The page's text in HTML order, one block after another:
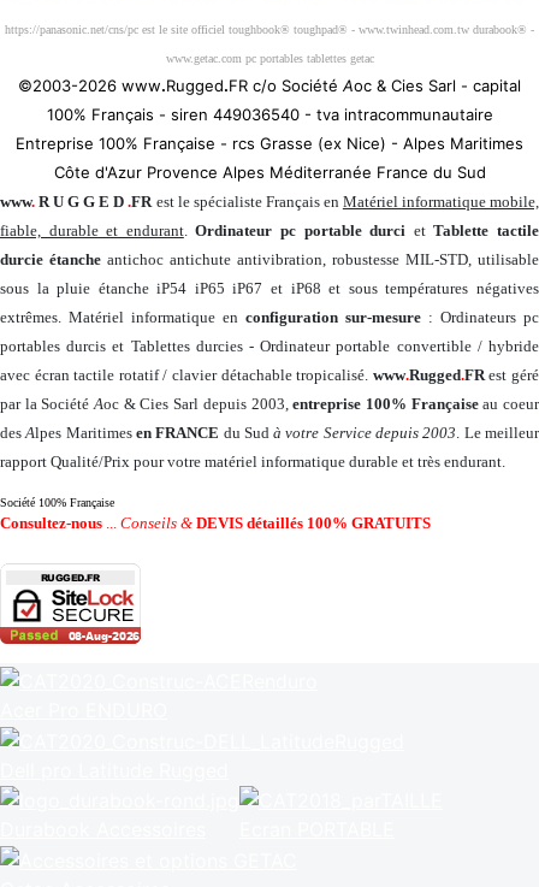
https://panasonic.net/cns/pc est le site officiel toughbook® toughpad® - www.twinhead.com.tw durabook® -
www.getac.com pc portables tablettes getac
©2003-2026 www.Rugged.FR c/o Société Aoc & Cies Sarl - capital
100% Français - siren 449036540 - tva intracommunautaire
Entreprise 100% Française - rcs Grasse (ex Nice) - Alpes Maritimes
Côte d'Azur Provence Alpes Méditerranée France du Sud
www. R U G G E D.FRest le spécialiste Français en Matériel informatique mobile,
fiable, durable et endurant.Ordinateur pc portable durci etTablette tactile
durcie étanche antichoc antichute antivibration, robustesse MIL-STD, utilisable
sous la pluie étanche iP54 iP65 iP67 et iP68 et sous températures négatives
extrêmes. Matériel informatique en configuration sur-mesure : Ordinateurs pc
portables durcis et Tablettes durcies - Ordinateur portable convertible / hybride
avec écran tactile rotatif / clavier détachable tropicalisé. www.Rugged.FRest géré
par la SociétéAoc & Cies Sarl depuis 2003,entreprise 100% Françaiseau coeur
desAlpes Maritimes en FRANCE du Sudà votre Service depuis 2003. Le meilleur
rapport Qualité/Prix pour votre matériel informatique durable et très endurant.
Société 100% Française
Consultez-nous ... Conseils & DEVIS détaillés 100% GRATUITS